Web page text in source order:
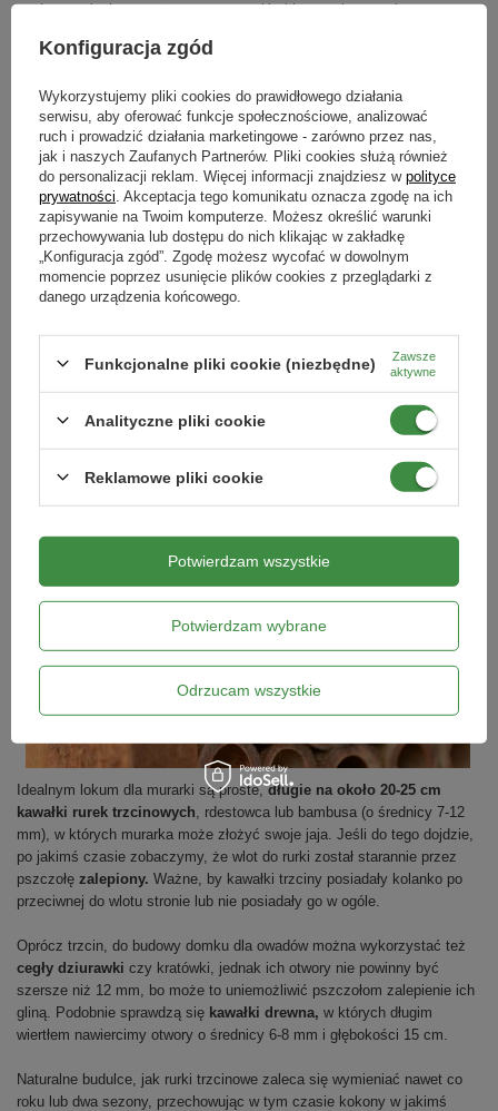
nasłonecznienie pomoże nam zapewnić skierowanie otworów
zachodnią. Idealne będą korony drzew w sadzie lub okapy budynków,
rozpocząć już wczesną wiosną, około połowy marca, pamiętając by
konstrukcja nie chwiała się nawet przy mocniejszym wietrze. Wysokość
zawieszenia domku praktycznie nie ma znaczenia, ważny jest
wspomniany brak wilgoci i osłona przed wiatrem.
Zimą murarkimogą pozostać na dworze,choć zdarza się, że
dobierają się do nich myszy i ptaki (zwłaszcza sikory i dzięcioły -
możemy więc w zamian zaoferować im atrakcyjne pożywienie w
karmniku, przeczytaj: "Jak mądrze dokarmiać ptaki zimą?") dlatego
jeśli wolimy nie ryzykować, to poza okryciem domków siatką można po
Hotel dla murarki ogrodowej
Idealnym lokum dla murarki są proste,długie na około 20-25 cm
kawałki rurek trzcinowych , rdestowca lub bambusa (o średnicy 7-12
mm), w których murarka może złożyć swoje jaja. Jeśli do tego dojdzie,
po jakimś czasie zobaczymy, że wlot do rurki został starannie przez
pszczołę zalepiony. Ważne, by kawałki trzciny posiadały kolanko po
przeciwnej do wlotu stronie lub nie posiadały go w ogóle.
Oprócz trzcin, do budowy domku dla owadów można wykorzystać też
cegły dziurawki czy kratówki, jednak ich otwory nie powinny być
szersze niż 12 mm, bo może to uniemożliwić pszczołom zalepienie ich
gliną. Podobnie sprawdzą się kawałki drewna, w których długim
wiertłem nawiercimy otwory o średnicy 6-8 mm i głębokości 15 cm.
Naturalne budulce, jak rurki trzcinowe zaleca się wymieniać nawet co
roku lub dwa sezony, przechowując w tym czasie kokony w jakimś
Konfiguracja zgód
Wykorzystujemy pliki cookies do prawidłowego działania
serwisu, aby oferować funkcje społecznościowe, analizować
ruch i prowadzić działania marketingowe - zarówno przez nas,
jak i naszych Zaufanych Partnerów. Pliki cookies służą również
do personalizacji reklam. Więcej informacji znajdziesz w polityce
prywatności . Akceptacja tego komunikatu oznacza zgodę na ich
zapisywanie na Twoim komputerze. Możesz określić warunki
przechowywania lub dostępu do nich klikając w zakładkę
„Konfiguracja zgód”. Zgodę możesz wycofać w dowolnym
momencie poprzez usunięcie plików cookies z przeglądarki z
danego urządzenia końcowego.
Funkcjonalne pliki cookie (niezbędne)
Zawsze
aktywne
Analityczne pliki cookie
Reklamowe pliki cookie
Potwierdzam wybrane
Odrzucam wszystkie
Potwierdzam wszystkie